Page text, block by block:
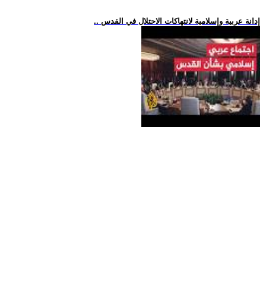
.. إدانة عربية وإسلامية لانتهاكات الاحتلال في القدس